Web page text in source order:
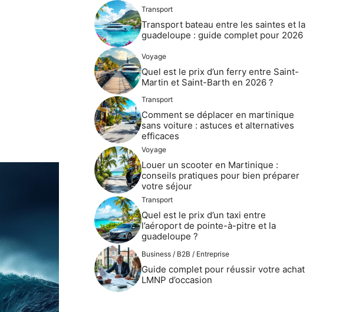
Transport
Transport bateau entre les saintes et la
guadeloupe : guide complet pour 2026
Voyage
Quel est le prix d’un ferry entre Saint-
Martin et Saint-Barth en 2026 ?
Transport
Comment se déplacer en martinique
sans voiture : astuces et alternatives
efficaces
Voyage
Louer un scooter en Martinique :
conseils pratiques pour bien préparer
votre séjour
Transport
Quel est le prix d’un taxi entre
l’aéroport de pointe-à-pitre et la
guadeloupe ?
Business / B2B / Entreprise
Guide complet pour réussir votre achat
LMNP d’occasion